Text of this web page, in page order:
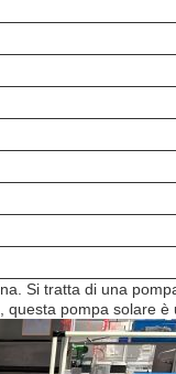
Si tratta di una
pompa solare